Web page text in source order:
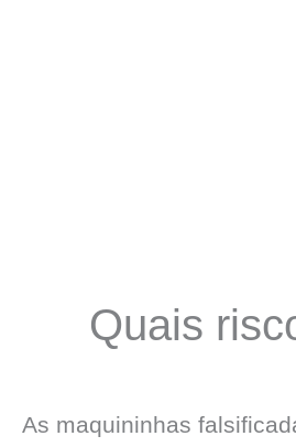
Quais
As maquininhas